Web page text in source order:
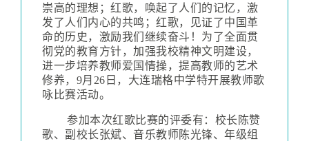
崇高的理想；红歌，唤起了人们的记忆，激
发了人们内心的共鸣；红歌，见证了中国革
命的历史，激励我们继续奋斗！为了全面贯
彻党的教育方针，加强我校精神文明建设，
进一步培养教师爱国情操，提高教师的艺术
修养， 9月 26 日，大连瑞格中学特开展教师歌
咏比赛活动。
参加本次红歌比赛的评委有：校长陈赞
歌、副校长张斌、音乐教师陈光锋、年级组